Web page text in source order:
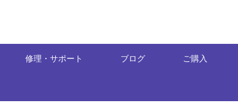
修理・サポート ブログ ご購入